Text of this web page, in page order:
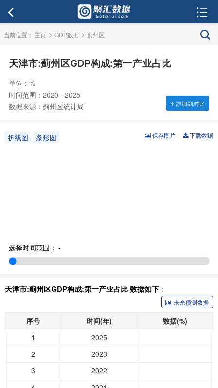
当前位置： 主页 > GDP数据 > 蓟州区
天津市:蓟州区GDP构成:第一产业占比
单位：%
时间范围：2020 - 2025
数据来源：蓟州区统计局
+添加到对比
折线图 条形图 下载数据
保存图片
选择时间范围： -
天津市:蓟州区GDP构成:第一产业占比 数据如下：
未来预测数据
序号 时间(年)
数据(%)
1
2025
2
2023
3
2022